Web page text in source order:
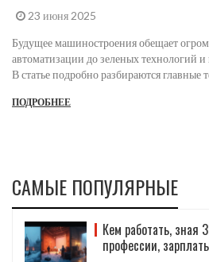
23 июня 2025
Будущее машиностроения обещает
автоматизации до зеленых технологий
В статье подробно разбираются главные
навыки станут ключевыми для инженеров
ПОДРОБНЕЕ
САМЫЕ ПОПУЛЯРНЫЕ
Кем работать, зная
профессии,